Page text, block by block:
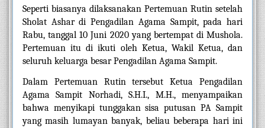
Seperti biasanya dilaksanakan Pertemuan Rutin setelah
Sholat Ashar di Pengadilan Agama Sampit, pada hari
Rabu, tanggal 10 Juni 2020 yang bertempat di Mushola.
Pertemuan itu di ikuti oleh Ketua, Wakil Ketua, dan
seluruh keluarga besar Pengadilan Agama Sampit.
Dalam Pertemuan Rutin tersebut Ketua Pengadilan
Agama Sampit Norhadi, S.H.I., M.H., menyampaikan
bahwa menyikapi tunggakan sisa putusan PA Sampit
yang masih lumayan banyak, beliau beberapa hari ini